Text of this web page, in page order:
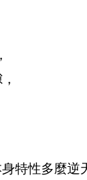
特性多麼逆